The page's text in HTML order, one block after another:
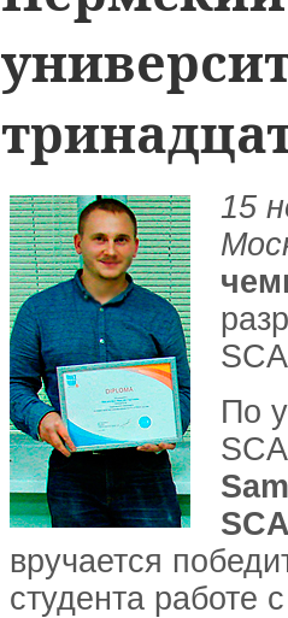
15
По
вручается
студента работе